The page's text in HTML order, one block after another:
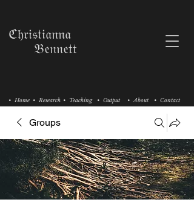
• Research • Teaching
• Home • Output • About • Contact
ℭ𝔥𝔯𝔦𝔰𝔱𝔦𝔞𝔫𝔫𝔞
𝔅𝔢𝔫𝔫𝔢𝔱𝔱
Groups